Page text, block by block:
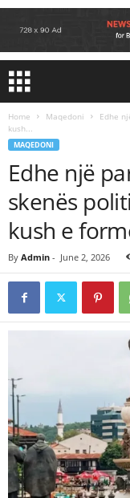
Home Maqedoni
Edhe
kush...
MAQEDONI
Edhe një
skenës
kush e
By Admin - June 2, 2026